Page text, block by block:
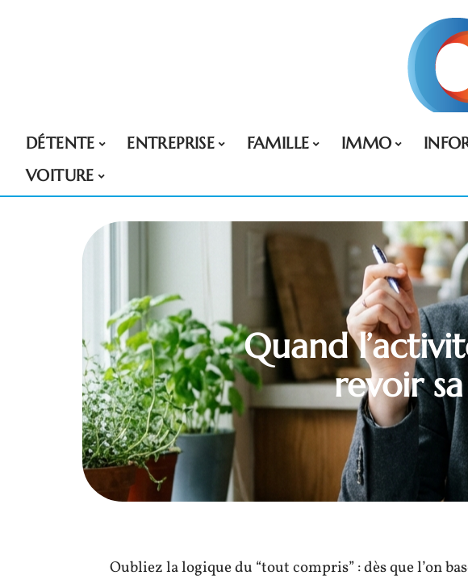
DÉTENTE ENTREPRISE FAMILLE IMMO
VOITURE
Quand
revoir
Oubliez la logique du “tout compris” : dès que l’on